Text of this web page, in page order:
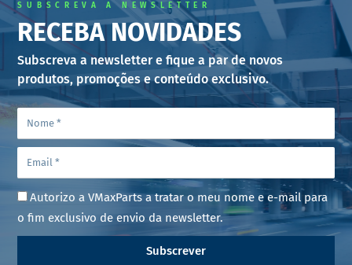
SUBSCREVA A NEWSLETTER
RECEBA NOVIDADES
Subscreva a newsletter e fique a par de novos
produtos, promoções e conteúdo exclusivo.
Autorizo a VMaxParts a tratar o meu nome e e-mail para
o fim exclusivo de envio da newsletter.
Subscrever